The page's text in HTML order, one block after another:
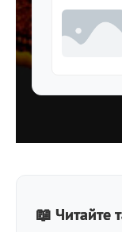
📖 Читайте